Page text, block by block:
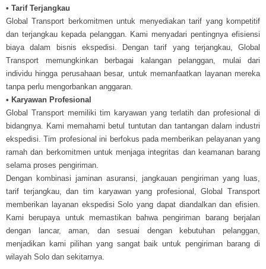
• Tarif Terjangkau
Global Transport berkomitmen untuk menyediakan tarif yang kompetitif
dan terjangkau kepada pelanggan. Kami menyadari pentingnya efisiensi
biaya dalam bisnis ekspedisi. Dengan tarif yang terjangkau, Global
Transport memungkinkan berbagai kalangan pelanggan, mulai dari
individu hingga perusahaan besar, untuk memanfaatkan layanan mereka
tanpa perlu mengorbankan anggaran.
• Karyawan Profesional
Global Transport memiliki tim karyawan yang terlatih dan profesional di
bidangnya. Kami memahami betul tuntutan dan tantangan dalam industri
ekspedisi. Tim profesional ini berfokus pada memberikan pelayanan yang
ramah dan berkomitmen untuk menjaga integritas dan keamanan barang
selama proses pengiriman.
Dengan kombinasi jaminan asuransi, jangkauan pengiriman yang luas,
tarif terjangkau, dan tim karyawan yang profesional, Global Transport
memberikan layanan ekspedisi Solo yang dapat diandalkan dan efisien.
Kami berupaya untuk memastikan bahwa pengiriman barang berjalan
dengan lancar, aman, dan sesuai dengan kebutuhan pelanggan,
menjadikan kami pilihan yang sangat baik untuk pengiriman barang di
wilayah Solo dan sekitarnya.